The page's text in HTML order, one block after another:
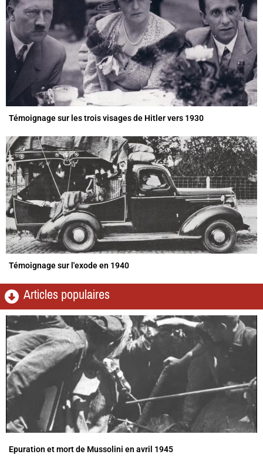
Témoignage sur les trois visages de Hitler vers 1930
Témoignage sur l'exode en 1940
Articles populaires
Epuration et mort de Mussolini en avril 1945